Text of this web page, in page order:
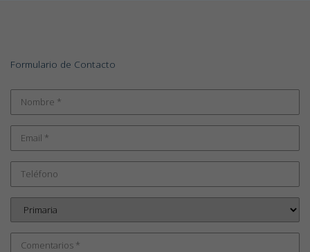
Formulario de Contacto